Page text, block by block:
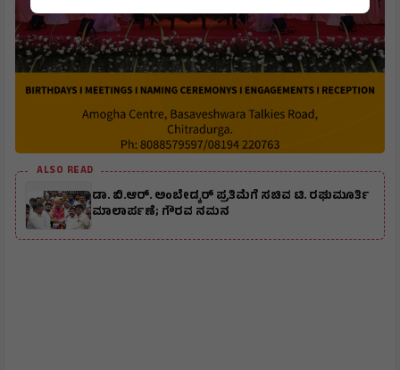
ALSO READ
ಡಾ. ಬಿ.ಆರ್. ಅಂಬೇಡ್ಕರ್ ಪ್ರತಿಮೆಗೆ ಸಚಿವ ಟಿ. ರಘುಮೂರ್ತಿ
ಮಾಲಾರ್ಪಣೆ; ಗೌರವ ನಮನ